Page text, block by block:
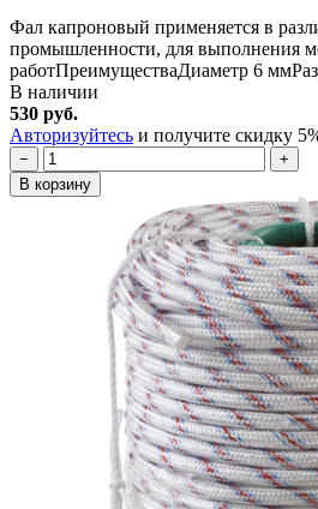
Фал капроновый применяется в
промышленности, для выполнения
работПреимуществаДиаметр 6
В наличии
530 руб.
Авторизуйтесь и получите скидку
−
+
В корзину